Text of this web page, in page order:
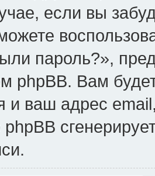
если вы
пароль?»,
phpBB. Вам
и ваш адрес
phpBB